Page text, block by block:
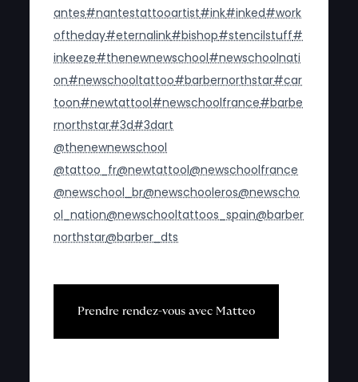
antes#nantestattooartist#ink#inked#work
oftheday#eternalink#bishop#stencilstuff#
inkeeze#thenewnewschool#newschoolnati
on#newschooltattoo#barbernorthstar#car
toon#newtattool#newschoolfrance#barbe
rnorthstar#3d#3dart
@thenewnewschool
@tattoo_fr@newtattool@newschoolfrance
@newschool_br@newschooleros@newscho
ol_nation@newschooltattoos_spain@barber
northstar@barber_dts
Prendre rendez-vous avec Matteo